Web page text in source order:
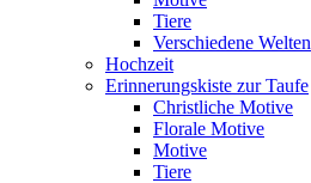
Tiere
Verschiedene Welten
Hochzeit
Erinnerungskiste zur Taufe
Christliche Motive
Florale Motive
Motive
Tiere